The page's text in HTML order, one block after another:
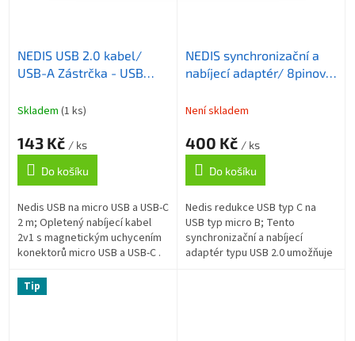
NEDIS USB 2.0 kabel/
USB-A Zástrčka - USB
zástrčka/ magnet
2 m
Skladem (1 ks)
143 Kč / ks
Do košíku
Nedis USB na micro USB a USB-C
2 m; Opletený nabíjecí kabel
2v1 s magnetickým uchycením
konektorů micro USB a USB-C .
nabíjení smartphonů, tabletů a...
NEDIS synchronizační a
nabíjecí adaptér/ 8pinová
2.0 Micro B zásuvku/
Není skladem
400 Kč / ks
Do košíku
Nedis redukce USB typ C na
USB typ micro B; Tento
synchronizační a nabíjecí
adaptér typu USB 2.0 umožňuje
Tip